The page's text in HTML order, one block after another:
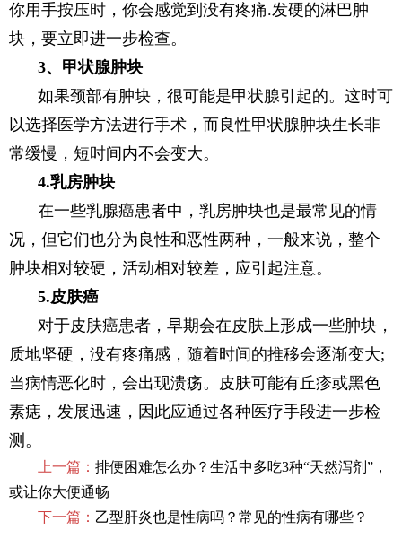
你用手按压时，你会感觉到没有疼痛.发硬的淋巴肿
块，要立即进一步检查。
3、甲状腺肿块
如果颈部有肿块，很可能是甲状腺引起的。这时可
以选择医学方法进行手术，而良性甲状腺肿块生长非
常缓慢，短时间内不会变大。
4.乳房肿块
在一些乳腺癌患者中，乳房肿块也是最常见的情
况，但它们也分为良性和恶性两种，一般来说，整个
肿块相对较硬，活动相对较差，应引起注意。
5.皮肤癌
对于皮肤癌患者，早期会在皮肤上形成一些肿块，
质地坚硬，没有疼痛感，随着时间的推移会逐渐变大;
当病情恶化时，会出现溃疡。皮肤可能有丘疹或黑色
素痣，发展迅速，因此应通过各种医疗手段进一步检
测。
上一篇： 排便困难怎么办？生活中多吃3种“天然泻剂”，
或让你大便通畅
下一篇： 乙型肝炎也是性病吗？常见的性病有哪些？